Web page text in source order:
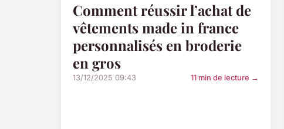
Comment réussir l’achat de
vêtements made in france
personnalisés en broderie
en gros
13/12/2025 09:43 11 min de lecture →